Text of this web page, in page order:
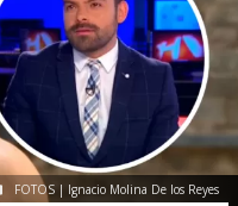
FOTOS | Ignacio Molina De los Reyes